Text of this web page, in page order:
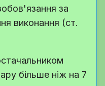
за
виконання (ст.
більше ніж на 7